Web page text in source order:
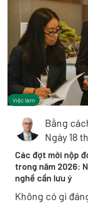
Việc làm
Bằng
Ngày 18
Các đợt mời nộp
trong năm 2026:
nghề cần lưu ý
Không có gì